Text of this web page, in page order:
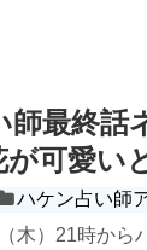
師最終話
可愛い
ハケン占い師
木）21時から